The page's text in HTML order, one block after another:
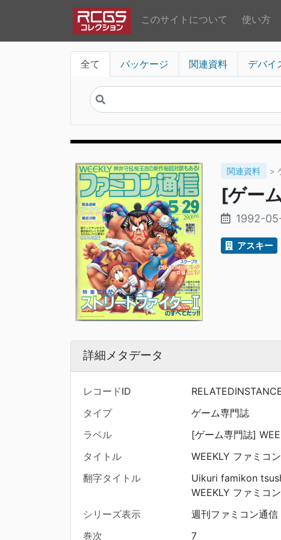
このサイトについて 使い方
全て パッケージ 関連資料 デバイ
関連資料 >
[ゲー
1992-
アスキー
詳細メタデータ
レコードID
タイプ
ゲーム専門誌
ラベル
[ゲーム専門誌]
タイトル
WEEKLY ファミコ
翻字タイトル
Uikuri famikon
WEEKLY ファミコ
シリーズ表示
週刊ファミコン通
巻次
7